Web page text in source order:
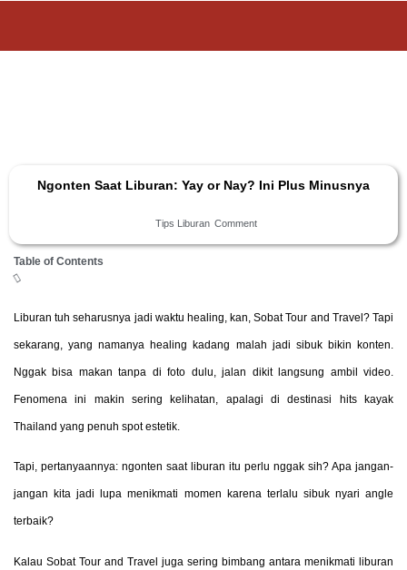
Ngonten Saat Liburan: Yay or Nay? Ini Plus Minusnya
Tips Liburan Comment
Table of Contents
Liburan tuh seharusnya jadi waktu healing, kan, Sobat Tour and Travel? Tapi
sekarang, yang namanya healing kadang malah jadi sibuk bikin konten.
Nggak bisa makan tanpa di foto dulu, jalan dikit langsung ambil video.
Fenomena ini makin sering kelihatan, apalagi di destinasi hits kayak
Thailand yang penuh spot estetik.
Tapi, pertanyaannya: ngonten saat liburan itu perlu nggak sih? Apa jangan-
jangan kita jadi lupa menikmati momen karena terlalu sibuk nyari angle
terbaik?
Kalau Sobat Tour and Travel juga sering bimbang antara menikmati liburan